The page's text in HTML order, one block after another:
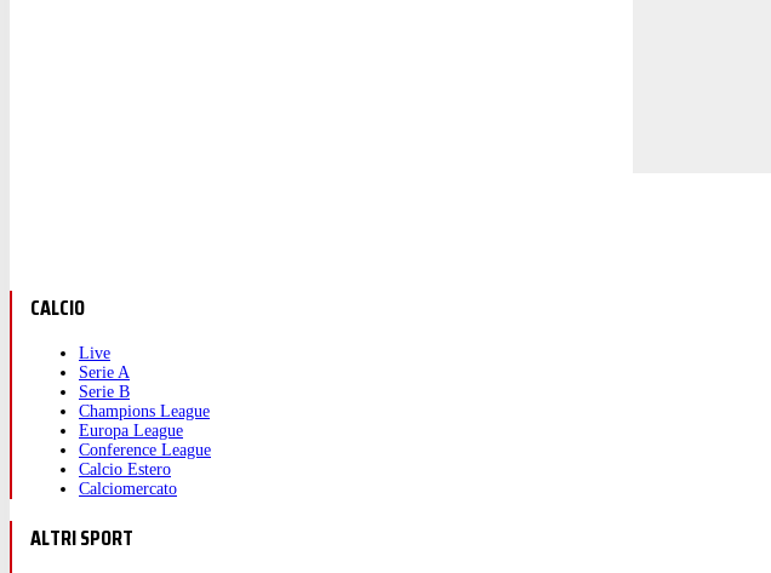
CALCIO
Live
Serie A
Serie B
Champions League
Europa League
Conference League
Calcio Estero
Calciomercato
ALTRI SPORT